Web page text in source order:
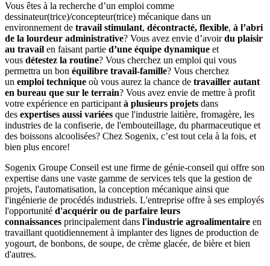
Vous êtes à la recherche d’un emploi comme
dessinateur(trice)/concepteur(trice) mécanique dans un
environnement de travail stimulant, décontracté, flexible, à l’abri
de la lourdeur administrative? Vous avez envie d’avoirdu plaisir
au travail en faisant partie d’une équipe dynamique et
vous détestez la routine? Vous cherchez un emploi qui vous
permettra un bon équilibre travail-famille? Vous cherchez
un emploi technique où vous aurez la chance de travailler autant
en bureau que sur le terrain? Vous avez envie de mettre à profit
votre expérience en participant à plusieurs projets dans
des expertises aussi variées que l'industrie laitière, fromagère, les
industries de la confiserie, de l'embouteillage, du pharmaceutique et
des boissons alcoolisées? Chez Sogenix, c’est tout cela à la fois, et
bien plus encore!
Sogenix Groupe Conseil est une firme de génie-conseil qui offre son
expertise dans une vaste gamme de services tels que la gestion de
projets, l'automatisation, la conception mécanique ainsi que
l'ingénierie de procédés industriels. L'entreprise offre à ses employés
l'opportunité d'acquérir ou de parfaire leurs
connaissances principalement dans l'industrie agroalimentaire en
travaillant quotidiennement à implanter des lignes de production de
yogourt, de bonbons, de soupe, de crème glacée, de bière et bien
d'autres.